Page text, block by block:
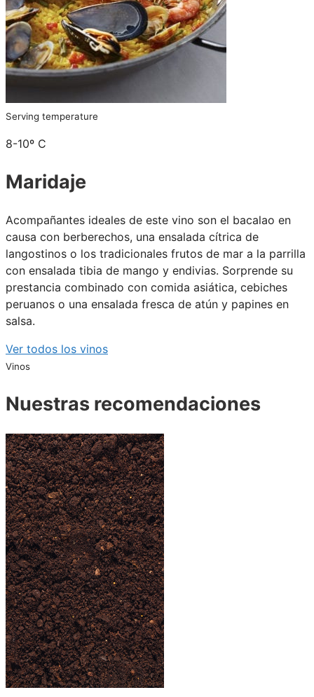
Serving temperature
8-10º C
Maridaje
Acompañantes ideales de este vino son el bacalao en
causa con berberechos, una ensalada cítrica de
langostinos o los tradicionales frutos de mar a la parrilla
con ensalada tibia de mango y endivias. Sorprende su
prestancia combinado con comida asiática, cebiches
peruanos o una ensalada fresca de atún y papines en
salsa.
Ver todos los vinos
Vinos
Nuestras recomendaciones